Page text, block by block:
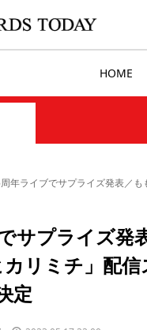
HOME
年ライブでサプライズ発表／
サプライズ発
リミチ」配
定